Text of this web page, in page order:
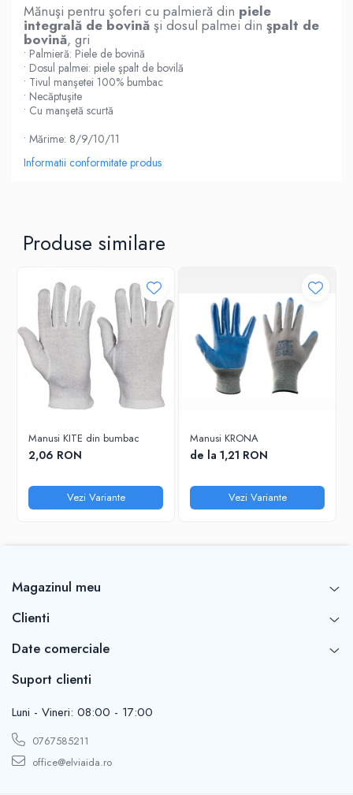
Mănuşi pentru şoferi cu palmieră din piele
integrală de bovină şi dosul palmei din şpalt de
bovină, gri
• Palmieră: Piele de bovină
• Dosul palmei: piele şpalt de bovilă
• Tivul manşetei 100% bumbac
• Necăptuşite
• Cu manşetă scurtă
• Mărime: 8/9/10/11
Informatii conformitate produs
Produse similare
Manusi KITE din bumbac
2,06 RON
Vezi Variante
Manusi KRONA
de la 1,21 RON
Vezi Variante
Magazinul meu
Clienti
Date comerciale
Suport clienti
Luni - Vineri: 08:00 - 17:00
0767585211
office@elviaida.ro